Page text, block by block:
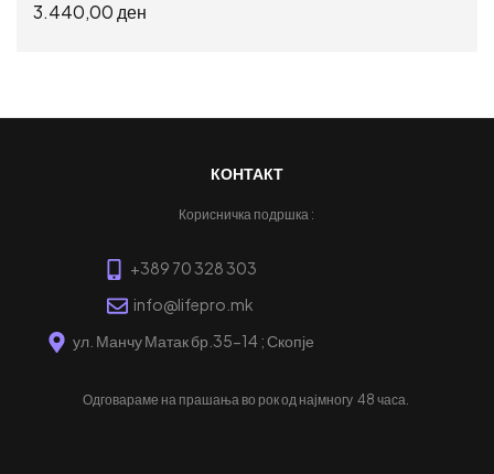
3.440,00 ден
КОНТАКТ
Корисничка подршка :
+389 70 328 303
info@lifepro.mk
ул. Манчу Матак бр.35-14 ; Скопје
Одговараме на прашања во рок од најмногу 48 часа.